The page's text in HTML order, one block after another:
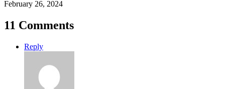
February 26, 2024
11 Comments
Reply